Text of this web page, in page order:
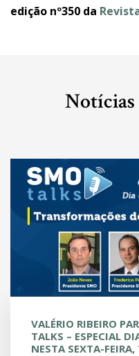
edição nº350 da
Notícias
VALÉRIO RIBEIRO
TALKS – ESPECIAL
NESTA SEXTA-FEIRA,